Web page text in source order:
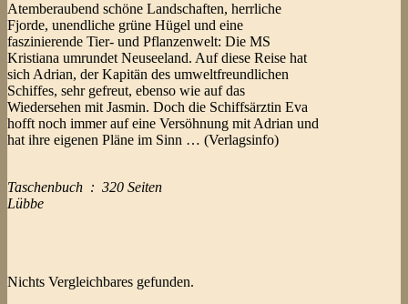
Atemberaubend schöne Landschaften, herrliche
Fjorde, unendliche grüne Hügel und eine
faszinierende Tier- und Pflanzenwelt: Die MS
Kristiana umrundet Neuseeland. Auf diese Reise hat
sich Adrian, der Kapitän des umweltfreundlichen
Schiffes, sehr gefreut, ebenso wie auf das
Wiedersehen mit Jasmin. Doch die Schiffsärztin Eva
hofft noch immer auf eine Versöhnung mit Adrian und
hat ihre eigenen Pläne im Sinn … (Verlagsinfo)
Taschenbuch ‏ : ‎ 320 Seiten
Lübbe
Nichts Vergleichbares gefunden.